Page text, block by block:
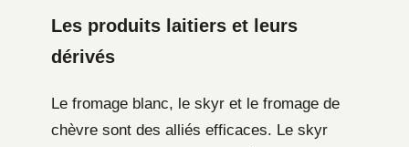
Les produits laitiers et leurs
dérivés
Le fromage blanc, le skyr et le fromage de
chèvre sont des alliés efficaces. Le skyr